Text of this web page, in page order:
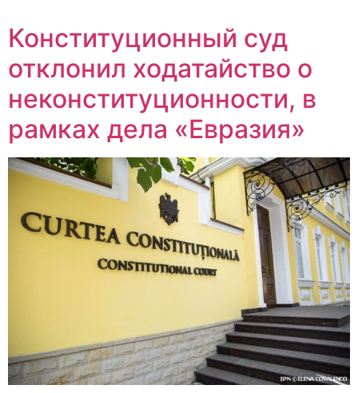
Конституционный суд
отклонил ходатайство о
неконституционности, в
рамках дела «Евразия»